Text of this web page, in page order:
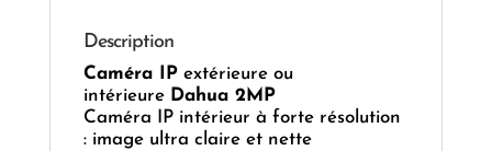
Description
Caméra IPextérieure ou
intérieure Dahua 2MP
Caméra IP intérieur à forte résolution
: image ultra claire et nette